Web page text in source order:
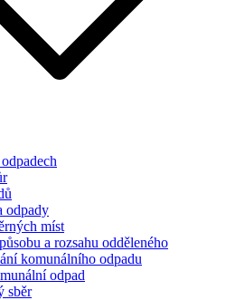
odpady
míst
a rozsahu odděleného
komunálního odpadu
odpad
sběr